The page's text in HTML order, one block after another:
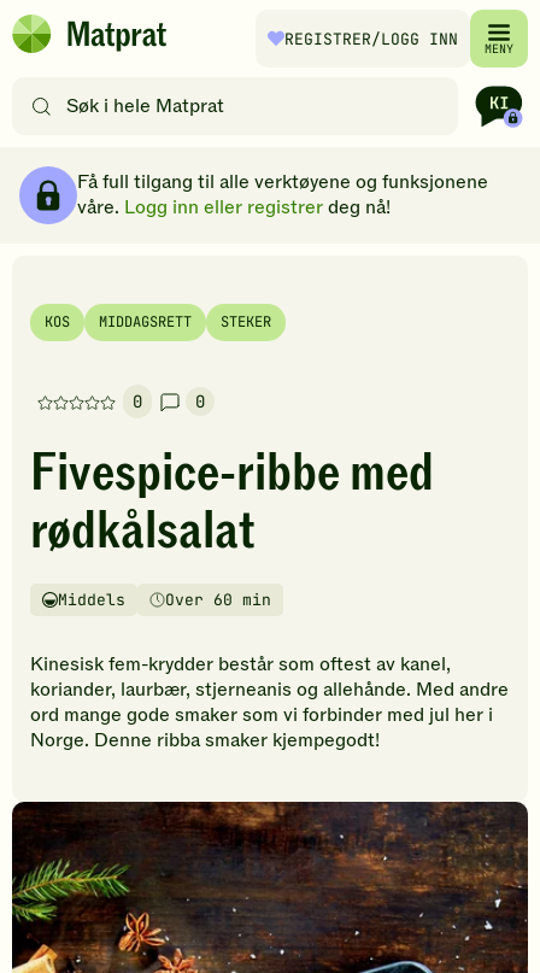
Hopp til hovedinnhold
Matprat
REGISTRER/LOGG INN MENY
etter
filtre
Få full tilgang til alle verktøyene og funksjonene
våre. Logg inn eller registrerdeg nå!
KOS MIDDAGSRETT STEKER
0
Denne
har
foreløpig
ingen
vurderinger.
den
til
å
vurdere
denne
oppskriften.
0
Fivespice-ribbe med
rødkålsalat
Vanskelighetsgrad
Middels
TilberedningstidOver 60 min
Kinesisk fem-krydder består som oftest av kanel,
koriander, laurbær, stjerneanis og allehånde. Med andre
ord mange gode smaker som vi forbinder med jul her i
Norge. Denne ribba smaker kjempegodt!